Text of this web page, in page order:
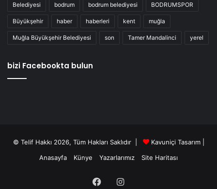
Belediyesi bodrum bodrum belediyesi BODRUMSPOR
Büyükşehir haber haberleri kent muğla
Muğla Büyükşehir Belediyesi son Tamer Mandalinci yerel
bizi Facebookta bulun
© Telif Hakkı 2026, Tüm Hakları Saklıdır | Kavuniçi Tasarım|
Anasayfa
Künye Yazarlarımız Site Haritası
FacebookInstagram